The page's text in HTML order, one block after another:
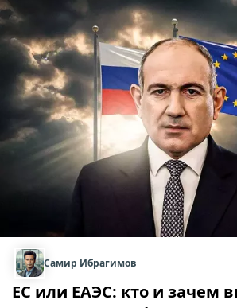
Самир Ибрагимов
ЕС или ЕАЭС: кто и зачем